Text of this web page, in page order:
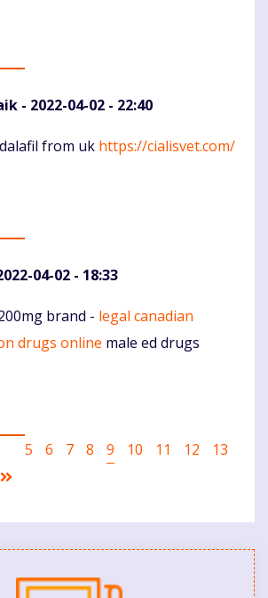
- 2022-04-02 - 22:40
from uk https://cialisvet.com/
04-02 - 18:33
brand - legal canadian
drugs online male ed drugs
Ankstesnis
puslapis
Puslapis
5 Puslapis
6 Puslapis
7 Puslapis
8
Current
9 Puslapis
10 Puslapis
11 Puslapis
12 Puslapis
13